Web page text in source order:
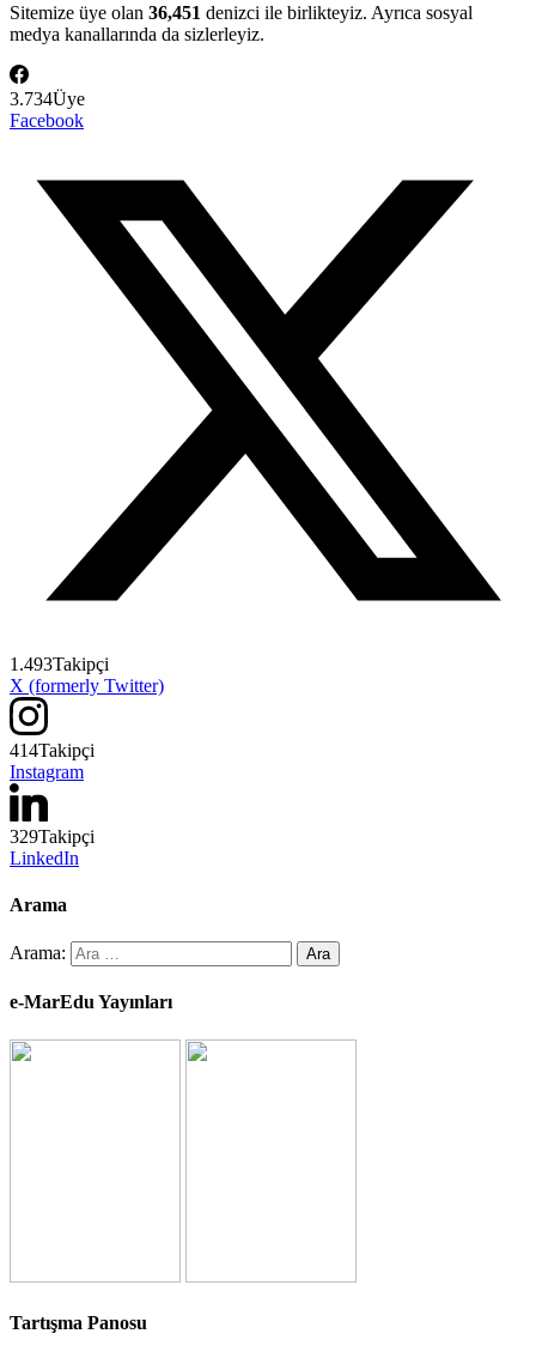
Sitemize üye olan 36,451 denizci ile birlikteyiz. Ayrıca sosyal
medya kanallarında da sizlerleyiz.
3.734Üye
Facebook
1.493Takipçi
X (formerly Twitter)
414Takipçi
Instagram
329Takipçi
LinkedIn
Arama
Arama:
e-MarEdu Yayınları
Tartışma Panosu